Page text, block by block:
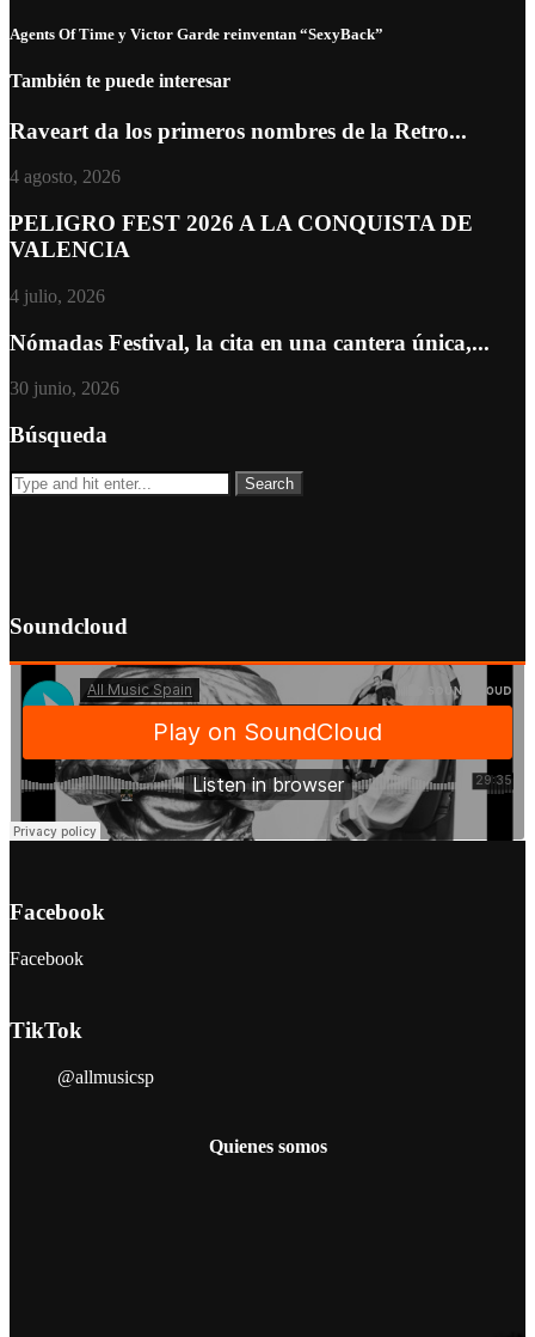
Agents Of Time y Victor Garde reinventan “SexyBack”
También te puede interesar
Raveart da los primeros nombres de la Retro...
4 agosto, 2026
PELIGRO FEST 2026 A LA CONQUISTA DE
VALENCIA
4 julio, 2026
Nómadas Festival, la cita en una cantera única,...
30 junio, 2026
Búsqueda
Soundcloud
Facebook
Facebook
TikTok
@allmusicsp
Quienes somos